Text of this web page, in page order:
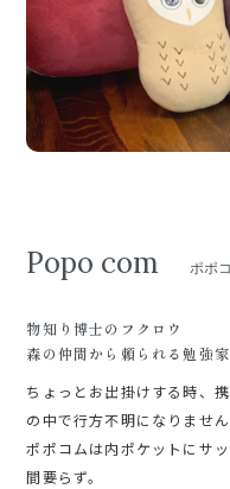
Popo com ポポ
物知り博士のフクロウ
森の仲間から頼られる勉強家
ちょっとお出掛けする時、
の中で行方不明になりません
ポポコムは内ポケットにサ
間要らず。